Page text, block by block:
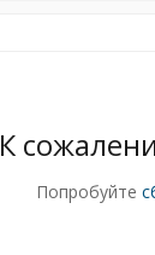
К
Попробуйте